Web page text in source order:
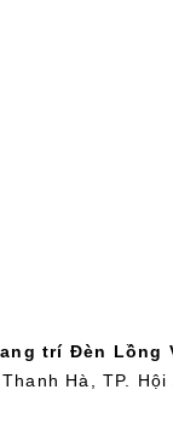
trí Đèn Lồng
Hà, TP. Hội